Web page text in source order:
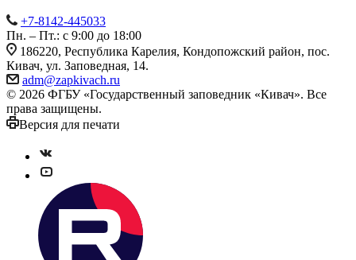
+7-8142-445033
Пн. – Пт.: с 9:00 до 18:00
186220, Республика Карелия, Кондопожский район, пос.
Кивач, ул. Заповедная, 14.
adm@zapkivach.ru
© 2026 ФГБУ «Государственный заповедник «Кивач». Все
права защищены.
Версия для печати